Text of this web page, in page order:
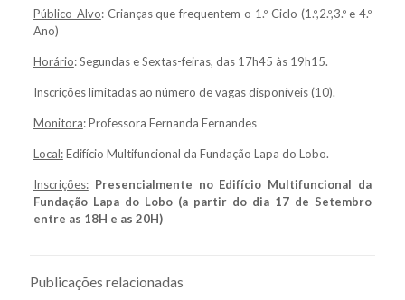
Público-Alvo: Crianças que frequentem o 1.º Ciclo (1.º,2.º,3.º e 4.º
Ano)
Horário: Segundas e Sextas-feiras, das 17h45 às 19h15.
Inscrições limitadas ao número de vagas disponíveis (10).
Monitora: Professora Fernanda Fernandes
Local:Edifício Multifuncional da Fundação Lapa do Lobo.
Inscrições:Presencialmente no Edifício Multifuncional da
Fundação Lapa do Lobo (a partir do dia 17 de Setembro
entre as 18H e as 20H)
Publicações relacionadas